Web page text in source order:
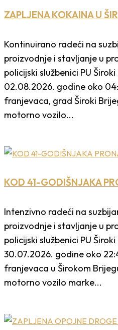
ZAPLJENA KOKAINA U
Kontinuirano radeći na
proizvodnje i stavljanje u
policijski službenici PU
02.08.2026. godine oko
franjevaca, grad Široki
motorno vozilo...
KOD 41-GODIŠNJAKA
Intenzivno radeći na
proizvodnje i stavljanje u
policijski službenici PU
30.07.2026. godine oko
franjevaca u Širokom
motorno vozilo marke...